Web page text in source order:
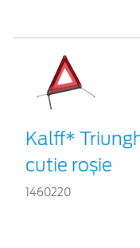
Kalff*
cutie roșie
1460220